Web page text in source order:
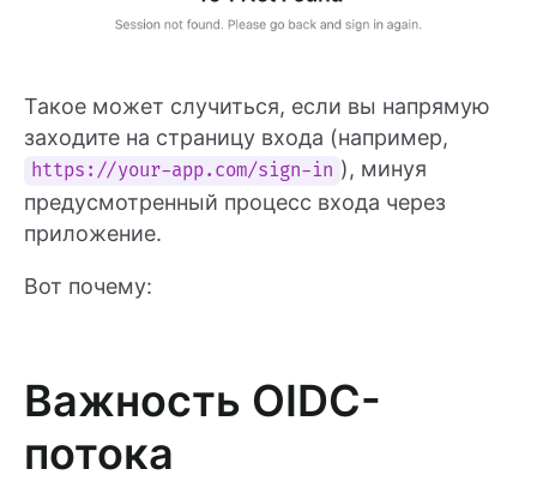
Такое может случиться, если вы напрямую
заходите на страницу входа (например,
https://your-app.com/sign-in ), минуя
предусмотренный процесс входа через
приложение.
Вот почему:
Важность OIDC-
потока